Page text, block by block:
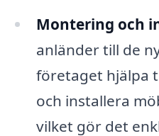
Montering och
anländer till de
företaget hjälpa
och installera
vilket gör det